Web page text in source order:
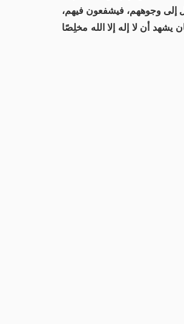
إلى وجوههم، فيشفعون فيهم،
أن لا إله إلا الله مخلِصًا